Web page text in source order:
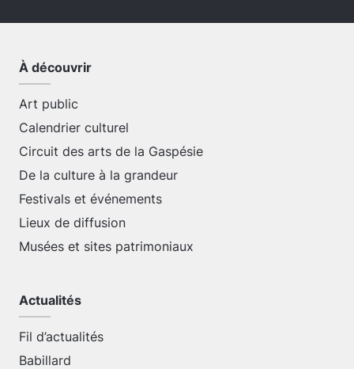
À découvrir
Art public
Calendrier culturel
Circuit des arts de la Gaspésie
De la culture à la grandeur
Festivals et événements
Lieux de diffusion
Musées et sites patrimoniaux
Actualités
Fil d’actualités
Babillard